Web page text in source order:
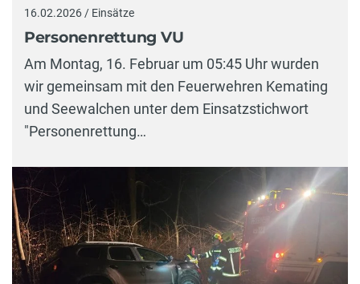
16.02.2026 / Einsätze
Personenrettung VU
Am Montag, 16. Februar um 05:45 Uhr wurden
wir gemeinsam mit den Feuerwehren Kemating
und Seewalchen unter dem Einsatzstichwort
"Personenrettung…